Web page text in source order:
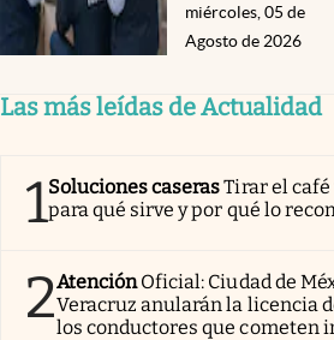
miércoles, 05 de
Agosto de 2026
Las más leídas de Actualidad
1Soluciones caserasTirar el café
para qué sirve y por qué lo
2AtenciónOficial: Ciudad de
Veracruz anularán la licencia
los conductores que cometen